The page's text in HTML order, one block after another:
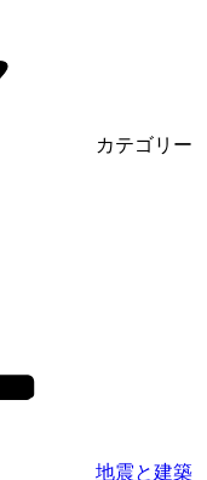
カテゴリー
地震と建築